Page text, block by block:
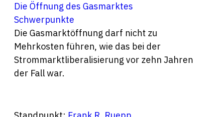
Die Öffnung des Gasmarktes
Schwerpunkte
Die Gasmarktöffnung darf nicht zu
Mehrkosten führen, wie das bei der
Strommarktliberalisierung vor zehn Jahren
der Fall war.